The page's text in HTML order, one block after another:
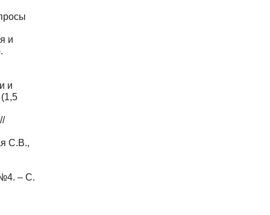
и
и
С.В.,
№4. – С.